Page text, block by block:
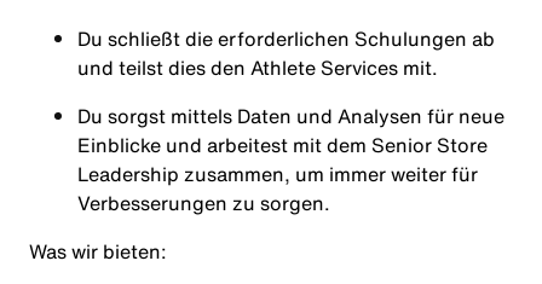
Du schließt die erforderlichen Schulungen ab
und teilst dies den Athlete Services mit.
Du sorgst mittels Daten und Analysen für neue
Einblicke und arbeitest mit dem Senior Store
Leadership zusammen, um immer weiter für
Verbesserungen zu sorgen.
Was wir bieten: